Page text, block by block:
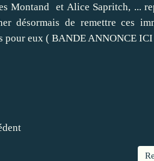
Montand et Alice Sapritch, ...
désormais de remettre ces
pour eux ( BANDE ANNONCE ICI